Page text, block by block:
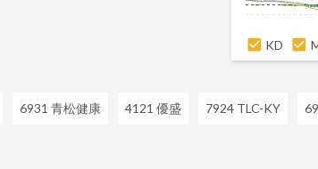
KD
6931 青松健康 4121 優盛 7924 TLC-KY